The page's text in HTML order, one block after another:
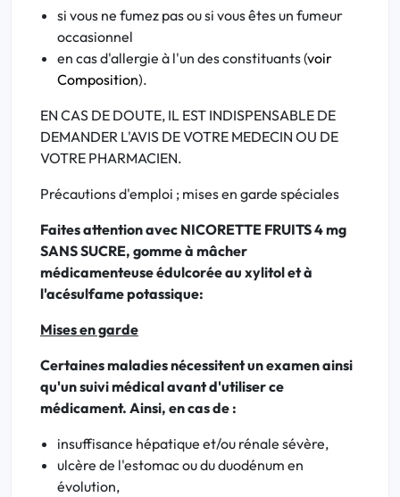
si vous ne fumez pas ou si vous êtes un fumeur
occasionnel
en cas d'allergie à l'un des constituants (voir
Composition).
EN CAS DE DOUTE, IL EST INDISPENSABLE DE
DEMANDER L'AVIS DE VOTRE MEDECIN OU DE
VOTRE PHARMACIEN.
Précautions d'emploi ; mises en garde spéciales
Faites attention avec NICORETTE FRUITS 4 mg
SANS SUCRE, gomme à mâcher
médicamenteuse édulcorée au xylitol et à
l'acésulfame potassique:
Mises en garde
Certaines maladies nécessitent un examen ainsi
qu'un suivi médical avant d'utiliser ce
médicament. Ainsi, en cas de :
insuffisance hépatique et/ou rénale sévère,
ulcère de l'estomac ou du duodénum en
évolution,